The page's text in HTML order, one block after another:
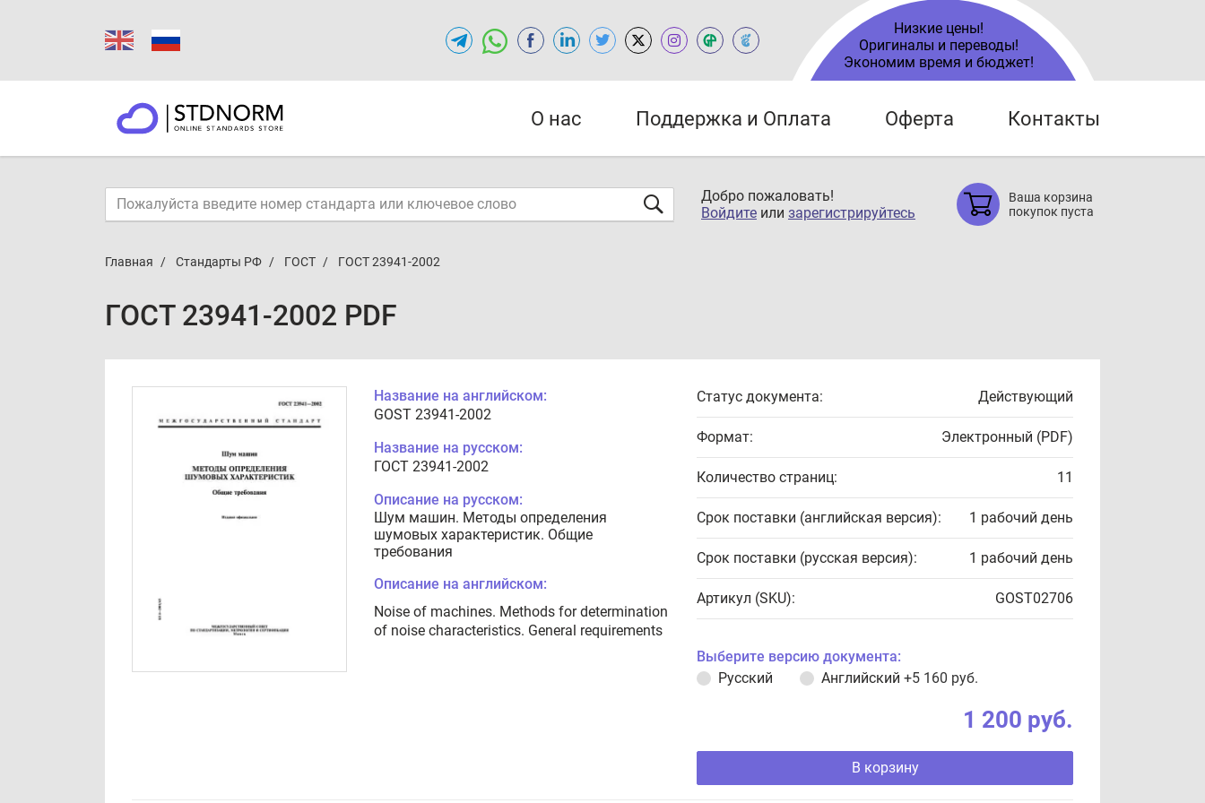
Низкие цены!
Оригиналы и переводы!
Экономим время и бюджет!
О нас Поддержка и Оплата Оферта Контакты
Добро пожаловать!
Войдите или зарегистрируйтесь
Ваша корзина
покупок пуста
Главная Стандарты РФ ГОСТ ГОСТ 23941-2002
ГОСТ 23941-2002 PDF
Название на английском:
GOST 23941-2002
Название на русском:
ГОСТ 23941-2002
Описание на русском:
Шум машин. Методы определения
шумовых характеристик. Общие
требования
Описание на английском:
Noise of machines. Methods for determination
of noise characteristics. General requirements
Статус документа: Действующий
Формат: Электронный (PDF)
Количество страниц: 11
Срок поставки (английская версия): 1 рабочий день
Срок поставки (русская версия): 1 рабочий день
Артикул (SKU): GOST02706
Выберите версию документа:
Русский
Английский +5 160 руб.
1 200 руб.
В корзину